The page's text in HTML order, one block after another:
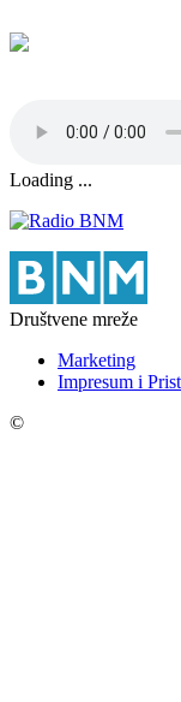
Loading ...
Društvene mreže
Marketing
Impresum i
©